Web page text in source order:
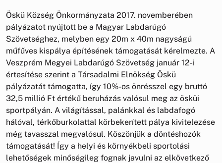
Öskü Község Önkormányzata 2017. novemberében
pályázatot nyújtott be a Magyar Labdarúgó
Szövetséghez, melyben egy 20m x 40m nagyságú
műfűves kispálya építésének támogatását kérelmezte. A
Veszprém Megyei Labdarúgó Szövetség január 12-i
értesítése szerint a Társadalmi Elnökség Öskü
pályázatát támogatta, így 10%-os önrésszel egy bruttó
32,5 millió Ft értékű beruházás valósul meg az ösküi
sportpályán. A világítással, palánkkal és labdafogó
hálóval, térkőburkolattal körbekerített pálya kivitelezése
még tavasszal megvalósul. Köszönjük a döntéshozók
támogatását! Így a helyi és környékbeli sportolási
lehetőségek minőségileg fognak javulni az elkövetkező